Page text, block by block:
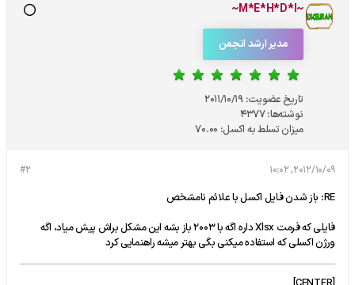
~M*E*H*D*I~
مدیر ارشد انجمن
تاریخ عضویت: 2011/10/19
نوشته‌ها:4377
میزان تسلط به اکسل: 70.00
#2 2012/10/09, 10:02
RE: باز شدن فایل اکسل با علائم نامشخص
فایلی که فرمت Xlsx داره اگه با 2003 باز بشه این مشکل براش پیش میاد، اگه
ورژن اکسلی که استفاده میکنی بگی بهتر میشه راهنمایی کرد